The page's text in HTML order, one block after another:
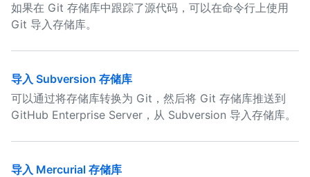
如果在 Git 存储库中跟踪了源代码，可以在命令行上使用
Git 导入存储库。
导入 Subversion 存储库
可以通过将存储库转换为 Git，然后将 Git 存储库推送到
GitHub Enterprise Server，从 Subversion 导入存储库。
导入 Mercurial 存储库